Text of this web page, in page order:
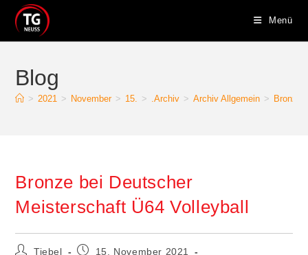
Menü
Blog
> 2021 > November > 15. > .Archiv > Archiv Allgemein > Bronze
Bronze bei Deutscher
Meisterschaft Ü64 Volleyball
Tiebel
15. November 2021